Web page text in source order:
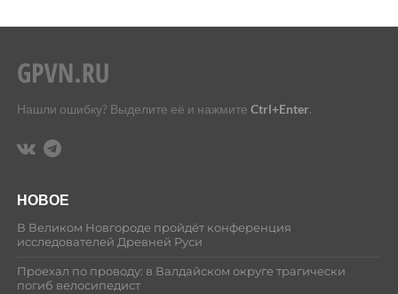
Нашли ошибку? Выделите её и нажмите Ctrl+Enter.
НОВОЕ
В Великом Новгороде пройдёт конференция
исследователей Древней Руси
Проехал по проводу: в Валдайском округе трагически
погиб велосипедист